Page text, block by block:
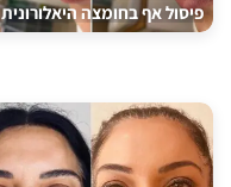
פיסול אף בחומצה היאלורונית